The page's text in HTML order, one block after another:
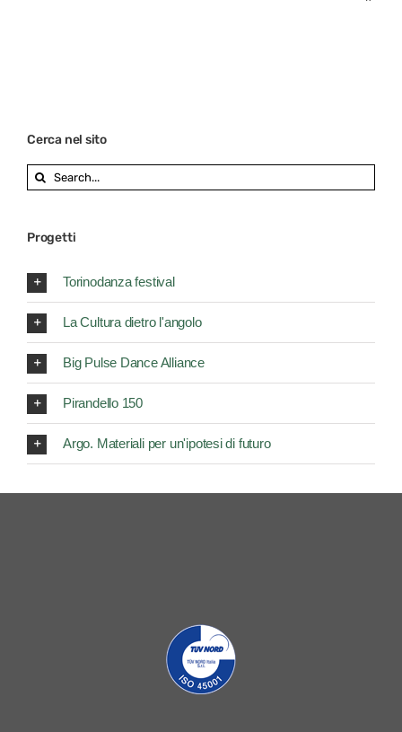
for:
La Cultura dietro l'angolo
Big Pulse Dance Alliance
Pirandello 150
Argo. Materiali per un'ipotesi di futuro